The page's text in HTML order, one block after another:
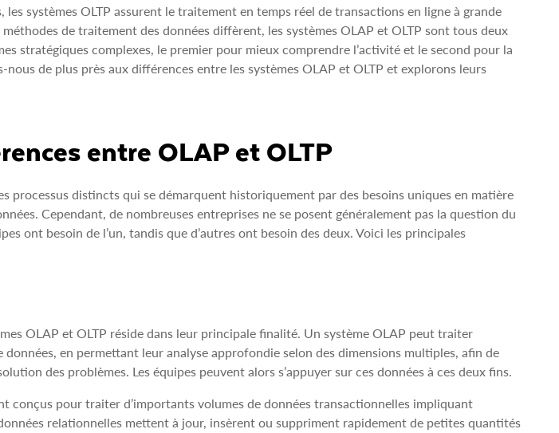
les systèmes OLTP assurent le traitement en temps réel de transactions en ligne à grande
de traitement des données diffèrent, les systèmes OLAP et OLTP sont tous deux
stratégiques complexes, le premier pour mieux comprendre l’activité et le second pour la
nous de plus près aux différences entre les systèmes OLAP et OLTP et explorons leurs
entre OLAP et OLTP
processus distincts qui se démarquent historiquement par des besoins uniques en matière
Cependant, de nombreuses entreprises ne se posent généralement pas la question du
ont besoin de l’un, tandis que d’autres ont besoin des deux. Voici les principales
OLAP et OLTP réside dans leur principale finalité. Un système OLAP peut traiter
en permettant leur analyse approfondie selon des dimensions multiples, afin de
des problèmes. Les équipes peuvent alors s’appuyer sur ces données à ces deux fins.
conçus pour traiter d’importants volumes de données transactionnelles impliquant
relationnelles mettent à jour, insèrent ou suppriment rapidement de petites quantités